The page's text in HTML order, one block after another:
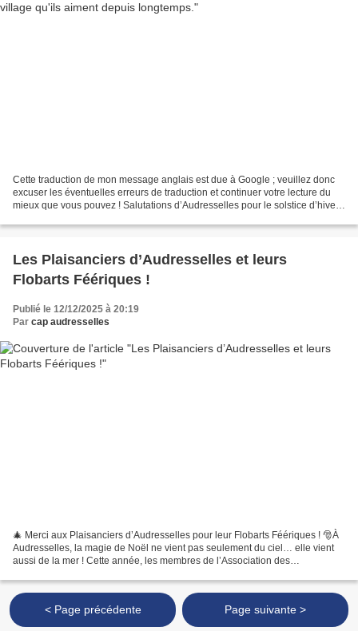
Cette traduction de mon message anglais est due à Google ; veuillez donc
excuser les éventuelles erreurs de traduction et continuer votre lecture du
mieux que vous pouvez ! Salutations d’Audresselles pour le solstice d’hiver
Les Plaisanciers d’Audresselles et leurs
Flobarts Féériques !
Publié le 12/12/2025 à 20:19
Par cap audresselles
🎄 Merci aux Plaisanciers d’Audresselles pour leur Flobarts Féériques ! 🎅À
Audresselles, la magie de Noël ne vient pas seulement du ciel… elle vient
aussi de la mer ! Cette année, les membres de l’Association des
< Page précédente Page suivante >